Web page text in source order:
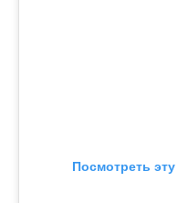
Посмотреть